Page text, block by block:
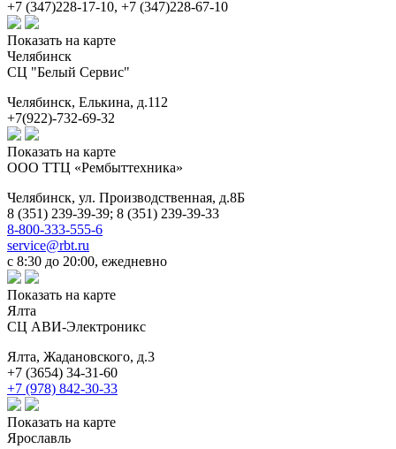
+7 (347)228-17-10, +7 (347)228-67-10
Показать на карте
Челябинск
СЦ "Белый Сервис"
Челябинск, Елькина, д.112
+7(922)-732-69-32
Показать на карте
ООО ТТЦ «Рембыттехника»
Челябинск, ул. Производственная, д.8Б
8 (351) 239-39-39; 8 (351) 239-39-33
8-800-333-555-6
service@rbt.ru
с 8:30 до 20:00, ежедневно
Показать на карте
Ялта
СЦ АВИ-Электроникс
Ялта, Жадановского, д.3
+7 (3654) 34-31-60
+7 (978) 842-30-33
Показать на карте
Ярославль